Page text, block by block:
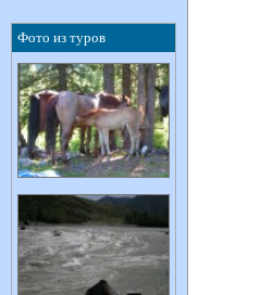
Фото из туров